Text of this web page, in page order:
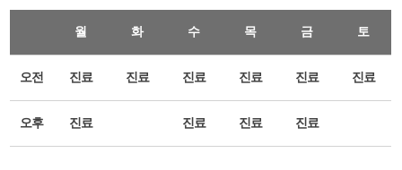
월 화 수 목 금 토
오전 진료 진료 진료 진료 진료 진료
오후 진료 진료 진료 진료